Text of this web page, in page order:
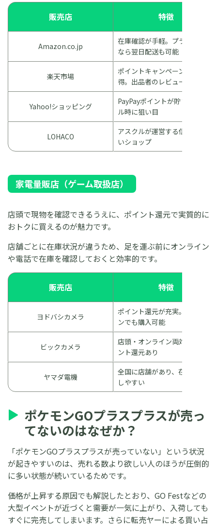
販売店 特徴
Amazon.co.jp
在庫確認が手軽。プライム会員
なら翌日配送も可能
楽天市場
ポイントキャンペーン時はお
得。出品者のレビューも参考に
Yahoo!ショッピング
PayPayポイントが貯まる。セー
ル時に狙い目
LOHACO
アスクルが運営する信頼性の高
いショップ
家電量販店（ゲーム取扱店）
店頭で現物を確認できるうえに、ポイント還元で実質的に
おトクに買えるのが魅力です。
店舗ごとに在庫状況が違うため、足を運ぶ前にオンライン
や電話で在庫を確認しておくと効率的です。
販売店 特徴
ヨドバシカメラ
ポイント還元が充実。オンライ
ンでも購入可能
ビックカメラ
店頭・オンライン両対応。ポイ
ント還元あり
ヤマダ電機
全国に店舗があり、在庫を確認
しやすい
ポケモンGOプラスプラスが売っ
てないのはなぜか？
「ポケモンGOプラスプラスが売っていない」という状況
が起きやすいのは、売れる数より欲しい人のほうが圧倒的
に多い状態が続いているためです。
価格が上昇する原因でも解説したとおり、GO Festなどの
大型イベントが近づくと需要が一気に上がり、入荷しても
すぐに完売してしまいます。さらに転売ヤーによる買い占